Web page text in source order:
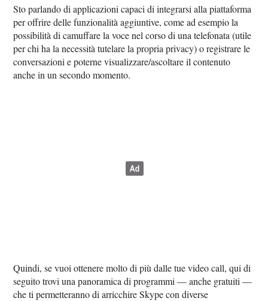
Sto parlando di applicazioni capaci di integrarsi alla piattaforma
per offrire delle funzionalità aggiuntive, come ad esempio la
possibilità di camuffare la voce nel corso di una telefonata (utile
per chi ha la necessità tutelare la propria privacy) o registrare le
conversazioni e poterne visualizzare/ascoltare il contenuto
anche in un secondo momento.
Quindi, se vuoi ottenere molto di più dalle tue video call, qui di
seguito trovi una panoramica di programmi — anche gratuiti —
che ti permetteranno di arricchire Skype con diverse